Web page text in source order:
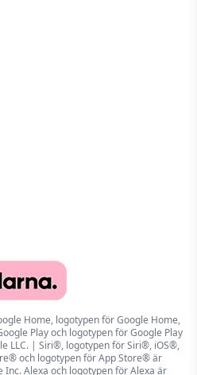
Home, logotypen för Google Home,
Play och logotypen för Google Play
LLC. | Siri®, logotypen för Siri®, iOS®,
och logotypen för App Store® är
Alexa och logotypen för Alexa är